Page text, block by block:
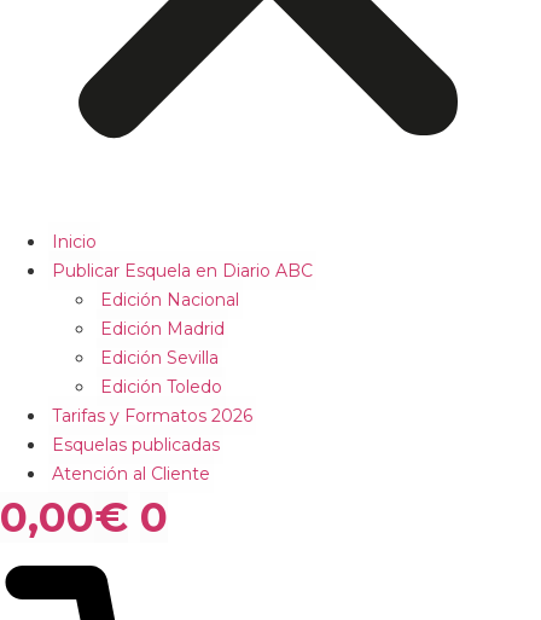
Inicio
Publicar Esquela en Diario ABC
Edición Nacional
Edición Madrid
Edición Sevilla
Edición Toledo
Tarifas y Formatos 2026
Esquelas publicadas
Atención al Cliente
0,00€ 0